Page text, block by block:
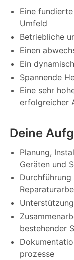
Eine
Umfeld
Betriebliche
Einen
Ein
Spannende
Eine sehr
erfolgreicher
Deine
Planung,
Geräten und
Durchführung
bestehender
prozesse